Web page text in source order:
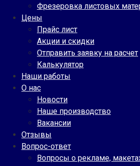
Фрезеровка листовых
Цены
Прайс лист
Акции и скидки
Отправить заявку на расчет
Калькулятор
Наши работы
О нас
Новости
Наше производство
Вакансии
Отзывы
Вопрос-ответ
Вопросы о рекламе,